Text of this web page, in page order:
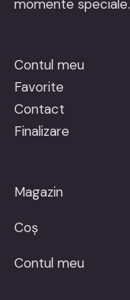
momente speciale.
Contul meu
Favorite
Contact
Finalizare
Magazin
Coș
Contul meu